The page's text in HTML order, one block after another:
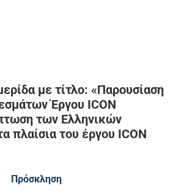
με τίτλο: «Παρουσίαση
Έργου ICON
των Ελληνικών
πλαίσια του έργου ICON
Πρόσκληση